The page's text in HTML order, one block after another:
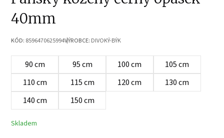
40mm
KÓD: 8596470625994VÝROBCE: DIVOKÝ-BÝK
90 cm 95 cm 100 cm
105 cm
110 cm
115 cm 120 cm
130 cm
140 cm
150 cm
Skladem